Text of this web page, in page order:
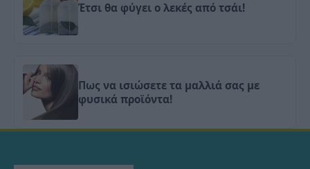
Έτσι θα φύγει ο λεκές από τσάι!
Πως να ισιώσετε τα μαλλιά σας με
φυσικά προϊόντα!